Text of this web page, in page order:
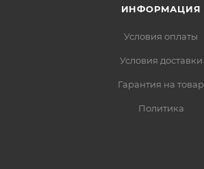
ИНФОРМАЦИЯ
Условия оплаты
Условия доставки
Гарантия на товар
Политика